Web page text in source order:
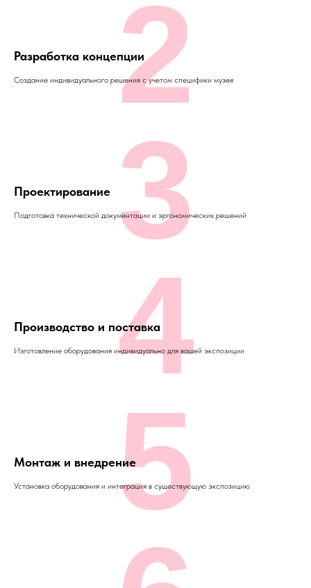
Разработка концепции
Создание индивидуального решения с учетом специфики музея
2
Проектирование
Подготовка технической документации и эргономических решений
3
Производство и поставка
Изготовление оборудования индивидуально для вашей экспозиции
4
Монтаж и внедрение
Установка оборудования и интеграция в существующую экспозицию
5